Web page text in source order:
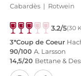
Cabardès | Rotwein
3.2/5(30
3*Coup de Coeur
90/100 A. Larsson
14,5/20 Bettane &